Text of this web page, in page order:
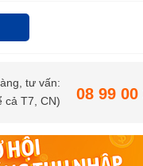
tư vấn:
cả T7, CN)
08 99 00